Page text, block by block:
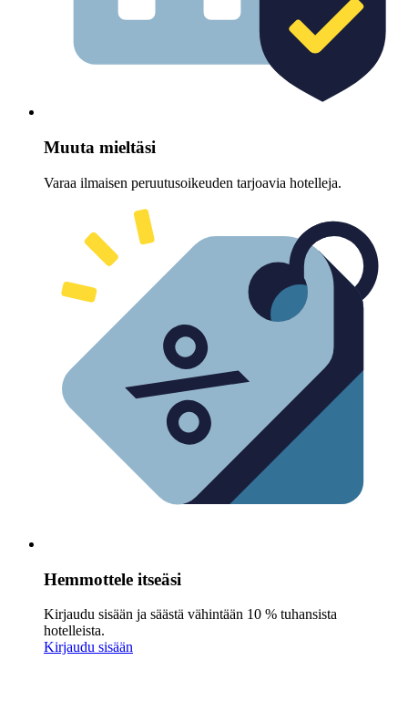
Muuta mieltäsi
Varaa ilmaisen peruutusoikeuden tarjoavia hotelleja.
Hemmottele itseäsi
Kirjaudu sisään ja säästä vähintään 10 % tuhansista
hotelleista.
Kirjaudu sisään